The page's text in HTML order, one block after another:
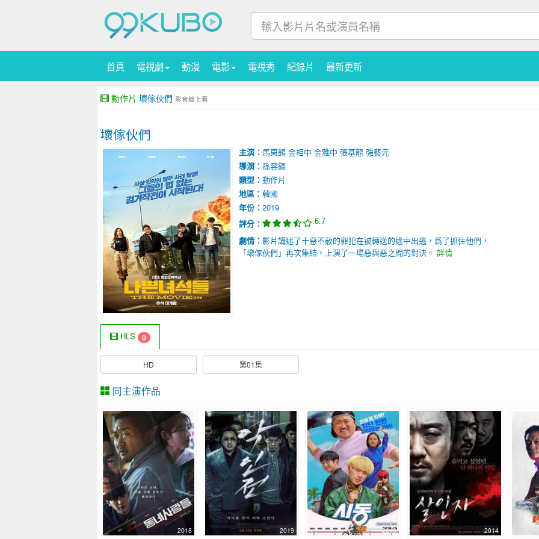
首頁 電視劇 動漫 電影 電視秀 紀錄片 最新更新
動作片 壞傢伙們 影音線上看
壞傢伙們
主演： 馬東錫 金相中 金雅中 張基龍 強藝元
導演： 孫容鎬
類型： 動作片
地區： 韓國
年份： 2019
評分：
6.7
劇情： 影片講述了十惡不赦的罪犯在被轉送的途中出逃，爲了抓住他們，
「壞傢伙們」再次集結，上演了一場惡與惡之間的對決。 詳情
HLS 0
HD 第01集
同主演作品
2018 2019 2019 2014